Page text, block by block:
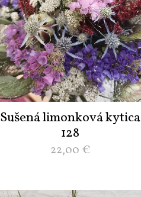
Sušená limonková kytica
128
22,00 €